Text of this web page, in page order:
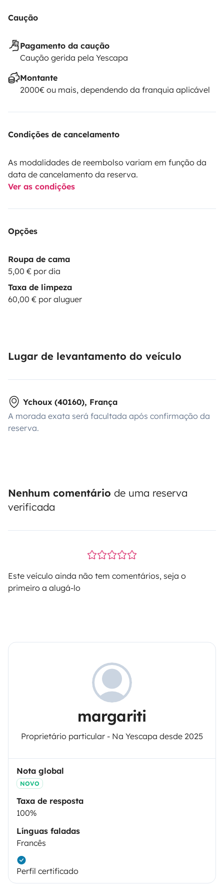
Caução
Pagamento da caução
Caução gerida pela Yescapa
Montante
2000€ ou mais, dependendo da franquia aplicável
Condições de cancelamento
As modalidades de reembolso variam em função da
data de cancelamento da reserva.
Ver as condições
Opções
Roupa de cama
5,00 € por dia
Taxa de limpeza
60,00 € por aluguer
Lugar de levantamento do veículo
Ychoux (40160), França
A morada exata será facultada após confirmação da
reserva.
Nenhum comentário de uma reserva
verificada
Este veículo ainda não tem comentários, seja o
primeiro a alugá-lo
margariti
Proprietário particular - Na Yescapa desde 2025
Nota global
NOVO
Taxa de resposta
100%
Línguas faladas
Francês
Perfil certificado